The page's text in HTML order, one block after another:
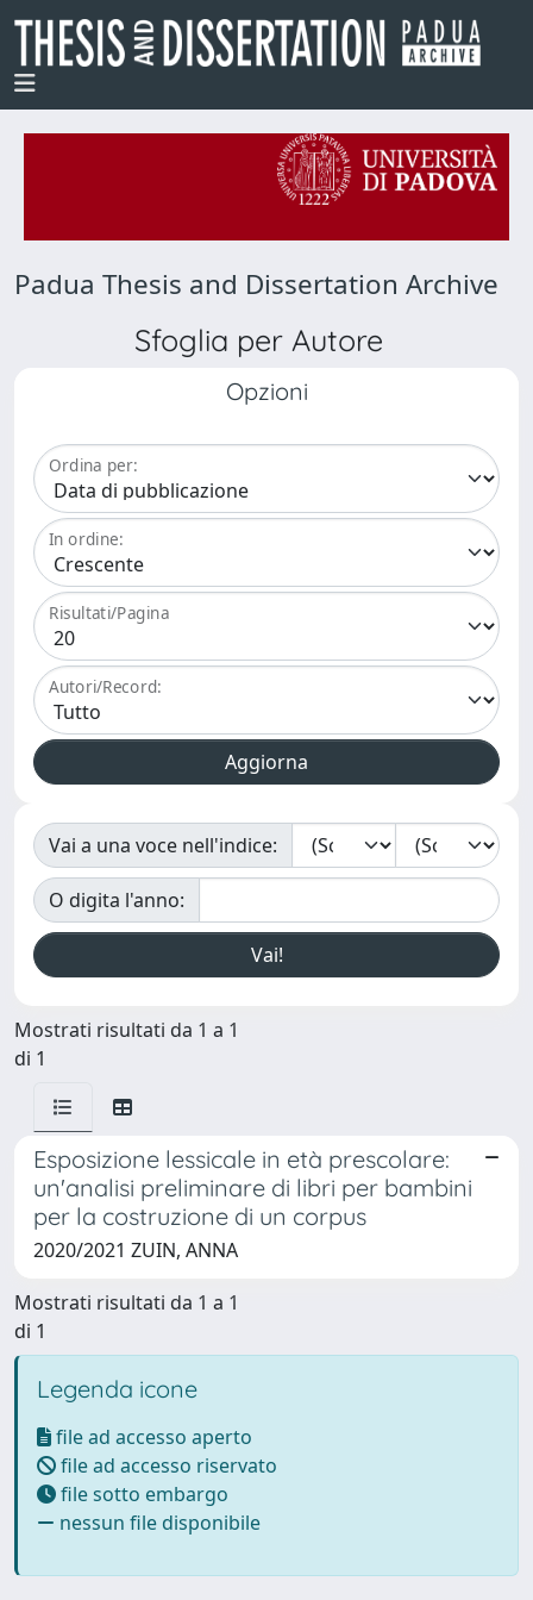
Padua Thesis and Dissertation Archive
Sfoglia per Autore
Opzioni
Ordina per:
In ordine:
Risultati/Pagina
Autori/Record:
Vai a una voce nell'indice:
O digita l'anno:
Mostrati risultati da 1 a 1
di 1
Esposizione lessicale in età prescolare:
un'analisi preliminare di libri per bambini
per la costruzione di un corpus
2020/2021 ZUIN, ANNA
Mostrati risultati da 1 a 1
di 1
Legenda icone
file ad accesso aperto
file ad accesso riservato
file sotto embargo
nessun file disponibile